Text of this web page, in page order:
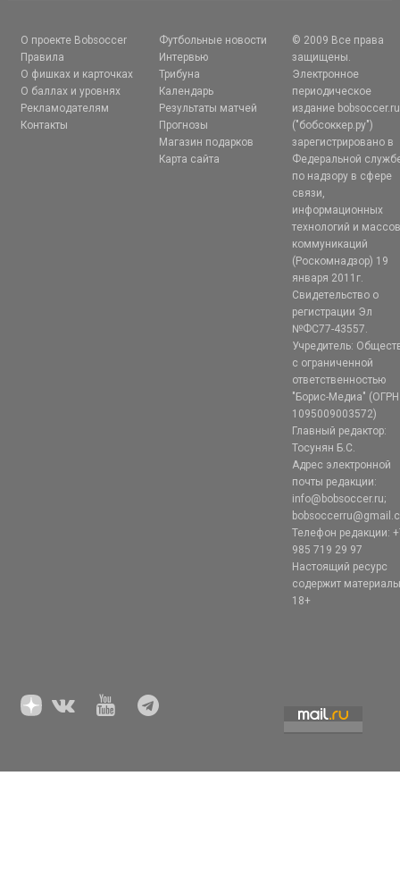
О проекте Bobsoccer
Правила
О фишках и карточках
О баллах и уровнях
Рекламодателям
Контакты
Футбольные новости
Интервью
Трибуна
Календарь
Результаты матчей
Прогнозы
Магазин подарков
Карта сайта
© 2009 Все права
защищены.
Электронное
периодическое
издание bobsoccer.ru
("бобсоккер.ру")
зарегистрировано в
Федеральной
по надзору в сфере
связи,
информационных
технологий и
коммуникаций
(Роскомнадзор) 19
января 2011г.
Свидетельство о
регистрации Эл
№ФС77-43557.
Учредитель:
с ограниченной
ответственностью
"Борис-Медиа" (ОГРН
1095009003572)
Главный редактор:
Тосунян Б.С.
Адрес электронной
почты редакции:
info@bobsoccer.ru;
Телефон редакции:
985 719 29 97
Настоящий ресурс
содержит
18+